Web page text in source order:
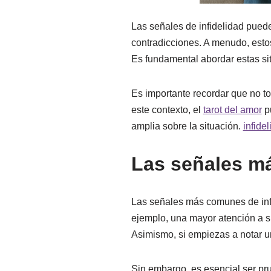
Las señales de infidelidad
contradicciones. A menudo,
Es fundamental abordar estas
Es importante recordar que no
este contexto, el tarot del amor
amplia sobre la situación.
Las señales
Las señales más comunes de
ejemplo, una mayor atención a
Asimismo, si empiezas a notar